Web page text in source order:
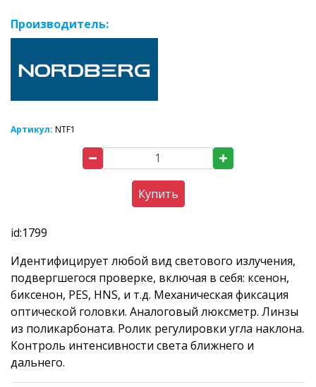
Производитель:
Артикул: NTF1
Купить
id:1799
Идентифицирует любой вид светового излучения,
подвергшегося проверке, включая в себя: ксенон,
биксенон, PES, HNS, и т.д. Механическая фиксация
оптической головки. Аналоговый люксметр. Линзы
из поликарбоната. Ролик регулировки угла наклона.
Контроль интенсивности света ближнего и
дальнего.